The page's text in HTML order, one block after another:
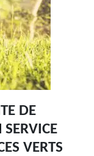
DE
VERTS